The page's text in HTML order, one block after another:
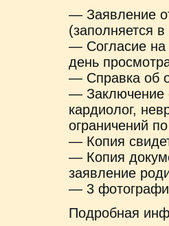
— Заявление
(заполняется
— Согласие на
день
— Справка об
— Заключение
кардиолог,
ограничений
— Копия
— Копия
заявление
— 3
Подробная